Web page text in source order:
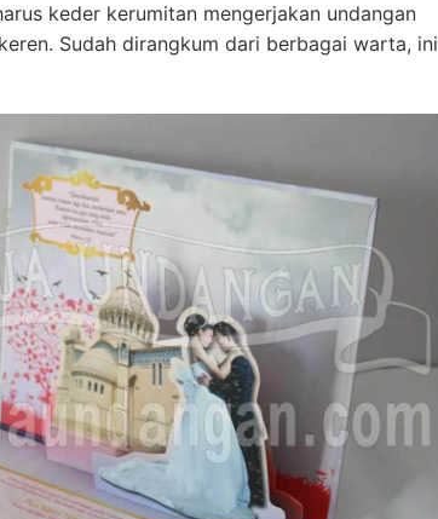
keder kerumitan mengerjakan undangan
Sudah dirangkum dari berbagai warta, ini